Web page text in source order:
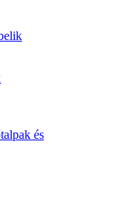
és